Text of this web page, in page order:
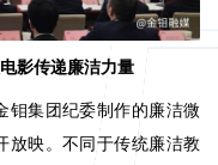
影传递廉洁力量
钼集团纪委制作的廉洁微
放映。不同于传统廉洁教